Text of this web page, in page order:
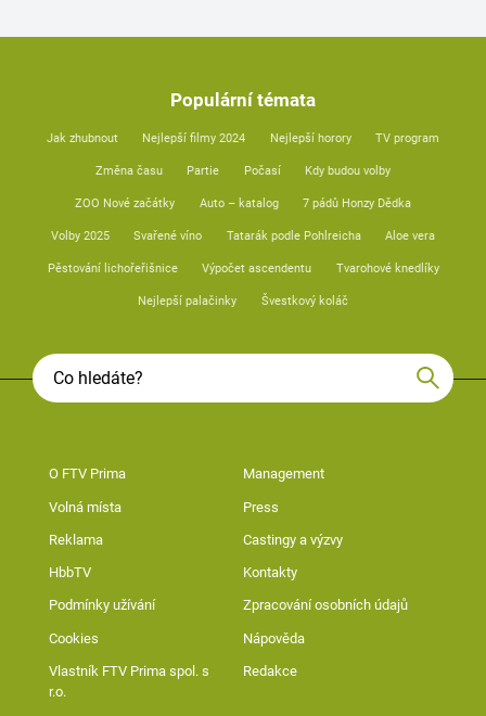
Populární témata
Jak zhubnout Nejlepší filmy 2024 Nejlepší horory TV program
Změna času Partie Počasí Kdy budou volby
ZOO Nové začátky Auto – katalog 7 pádů Honzy Dědka
Volby 2025 Svařené víno Tatarák podle Pohlreicha Aloe vera
Pěstování lichořeřišnice Výpočet ascendentu Tvarohové knedlíky
Nejlepší palačinky Švestkový koláč
O FTV Prima Management
Volná místa Press
Reklama Castingy a výzvy
HbbTV Kontakty
Podmínky užívání Zpracování osobních údajů
Cookies Nápověda
Vlastník FTV Prima spol. s
r.o.
Redakce